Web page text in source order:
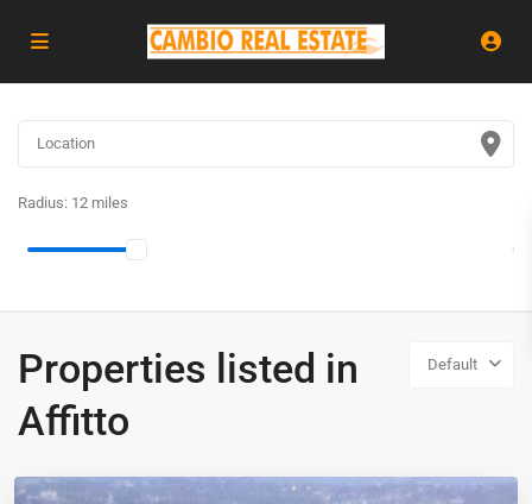
Radius: 12 miles
Default
Properties listed in
Affitto
Firenze ,